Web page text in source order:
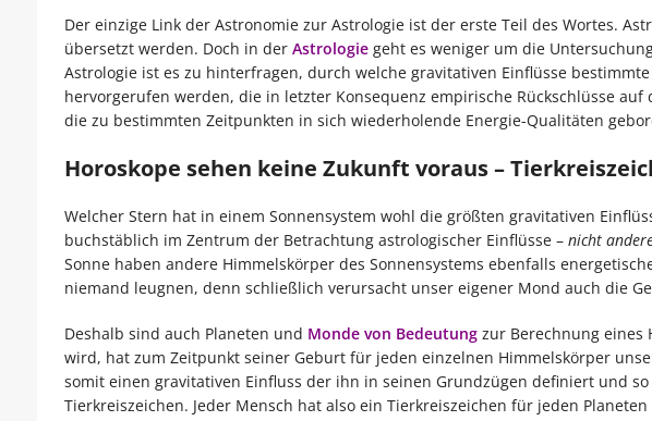
Der einzige Link der Astronomie zur Astrologie ist der erste Teil des Wortes.
übersetzt werden. Doch in der Astrologiegeht es weniger um die
Astrologie ist es zu hinterfragen, durch welche gravitativen Einflüsse
hervorgerufen werden, die in letzter Konsequenz empirische Rückschlüsse
die zu bestimmten Zeitpunkten in sich wiederholende Energie-Qualitäten
Horoskope sehen keine Zukunft voraus –
Welcher Stern hat in einem Sonnensystem wohl die größten gravitativen
buchstäblich im Zentrum der Betrachtung astrologischer Einflüsse – nicht
Sonne haben andere Himmelskörper des Sonnensystems ebenfalls
niemand leugnen, denn schließlich verursacht unser eigener Mond auch die
Deshalb sind auch Planeten und Monde von Bedeutungzur Berechnung eines
wird, hat zum Zeitpunkt seiner Geburt für jeden einzelnen Himmelskörper
somit einen gravitativen Einfluss der ihn in seinen Grundzügen definiert und
Tierkreiszeichen. Jeder Mensch hat also ein Tierkreiszeichen für jeden Planeten